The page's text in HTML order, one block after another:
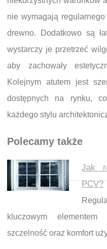
nie wymagają
drewno. Dodatkowo są
wystarczy je przetrzeć
aby zachowały
Kolejnym atutem jest
dostępnych na rynku,
każdego stylu
Polecamy także
Jak
PCV?
kluczowym elementem
szczelność oraz komfort
Nawigacja wpisu